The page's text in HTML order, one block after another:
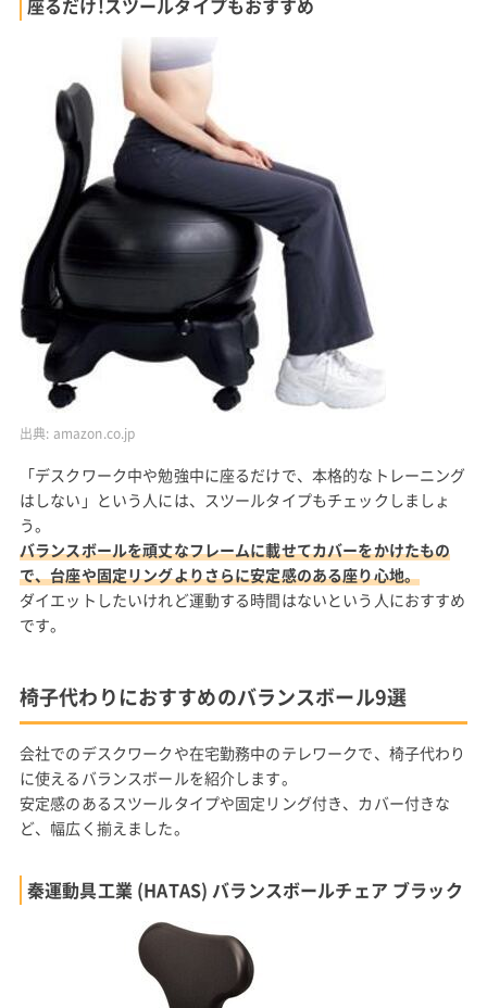
出典: amazon.co.jp
「デスクワーク中や勉強中に座るだけで、本格的なトレーニング
はしない」という人には、スツールタイプもチェックしましょ
う。
バランスボールを頑丈なフレームに載せてカバーをかけたもの
で、台座や固定リングよりさらに安定感のある座り心地。
ダイエットしたいけれど運動する時間はないという人におすすめ
です。
椅子代わりにおすすめのバランスボール9選
会社でのデスクワークや在宅勤務中のテレワークで、椅子代わり
に使えるバランスボールを紹介します。
安定感のあるスツールタイプや固定リング付き、カバー付きな
ど、幅広く揃えました。
秦運動具工業 (HATAS) バランスボールチェア ブラック